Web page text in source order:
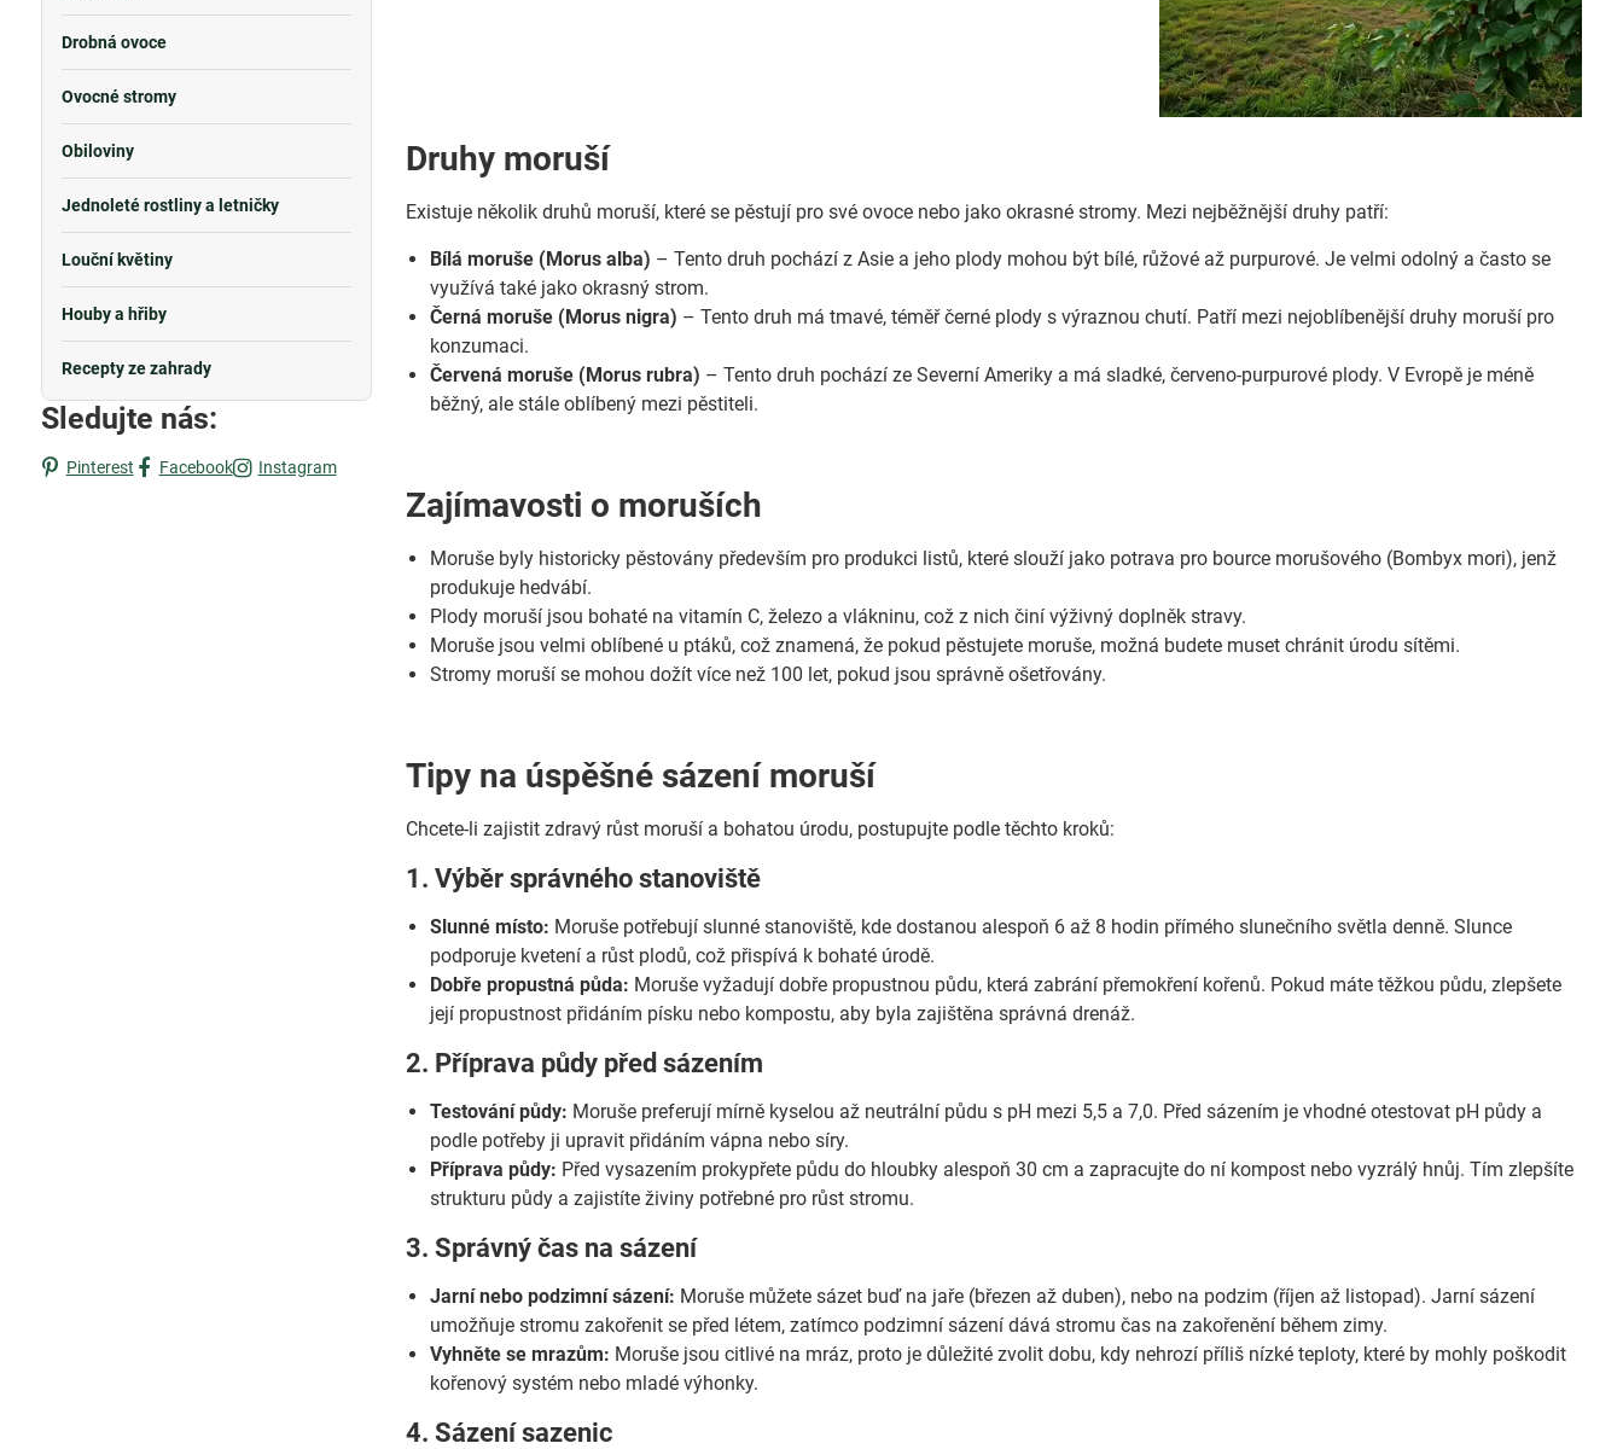
Druhy moruší
Existuje několik druhů moruší, které se pěstují pro své ovoce nebo jako okrasné stromy. Mezi nejběžnější druhy patří:
Bílá moruše (Morus alba) – Tento druh pochází z Asie a jeho plody mohou být bílé, růžové až purpurové. Je velmi odolný a často se
využívá také jako okrasný strom.
Černá moruše (Morus nigra) – Tento druh má tmavé, téměř černé plody s výraznou chutí. Patří mezi nejoblíbenější druhy moruší pro
konzumaci.
Červená moruše (Morus rubra) – Tento druh pochází ze Severní Ameriky a má sladké, červeno-purpurové plody. V Evropě je méně
běžný, ale stále oblíbený mezi pěstiteli.
Zajímavosti o moruších
Moruše byly historicky pěstovány především pro produkci listů, které slouží jako potrava pro bource morušového (Bombyx mori), jenž
produkuje hedvábí.
Plody moruší jsou bohaté na vitamín C, železo a vlákninu, což z nich činí výživný doplněk stravy.
Moruše jsou velmi oblíbené u ptáků, což znamená, že pokud pěstujete moruše, možná budete muset chránit úrodu sítěmi.
Stromy moruší se mohou dožít více než 100 let, pokud jsou správně ošetřovány.
Tipy na úspěšné sázení moruší
Chcete-li zajistit zdravý růst moruší a bohatou úrodu, postupujte podle těchto kroků:
1. Výběr správného stanoviště
Slunné místo: Moruše potřebují slunné stanoviště, kde dostanou alespoň 6 až 8 hodin přímého slunečního světla denně. Slunce
podporuje kvetení a růst plodů, což přispívá k bohaté úrodě.
Dobře propustná půda: Moruše vyžadují dobře propustnou půdu, která zabrání přemokření kořenů. Pokud máte těžkou půdu, zlepšete
její propustnost přidáním písku nebo kompostu, aby byla zajištěna správná drenáž.
2. Příprava půdy před sázením
Testování půdy: Moruše preferují mírně kyselou až neutrální půdu s pH mezi 5,5 a 7,0. Před sázením je vhodné otestovat pH půdy a
podle potřeby ji upravit přidáním vápna nebo síry.
Příprava půdy: Před vysazením prokypřete půdu do hloubky alespoň 30 cm a zapracujte do ní kompost nebo vyzrálý hnůj. Tím zlepšíte
strukturu půdy a zajistíte živiny potřebné pro růst stromu.
3. Správný čas na sázení
Jarní nebo podzimní sázení: Moruše můžete sázet buď na jaře (březen až duben), nebo na podzim (říjen až listopad). Jarní sázení
umožňuje stromu zakořenit se před létem, zatímco podzimní sázení dává stromu čas na zakořenění během zimy.
Vyhněte se mrazům: Moruše jsou citlivé na mráz, proto je důležité zvolit dobu, kdy nehrozí příliš nízké teploty, které by mohly poškodit
kořenový systém nebo mladé výhonky.
4. Sázení sazenic
Drobná ovoce
Ovocné stromy
Obiloviny
Jednoleté rostliny a letničky
Louční květiny
Houby a hřiby
Recepty ze zahrady
Sledujte nás:
Pinterest Facebook Instagram